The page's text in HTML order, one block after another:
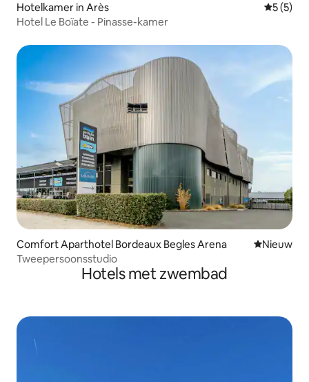
Hotelkamer in Arès
5 (5)
Hotel Le Boïate - Pinasse-kamer
Comfort Aparthotel Bordeaux Begles Arena Nieuwe
Nieuw
Tweepersoonsstudio
Hotels met zwembad